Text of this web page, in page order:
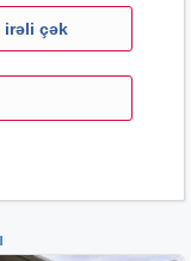
irəli çək